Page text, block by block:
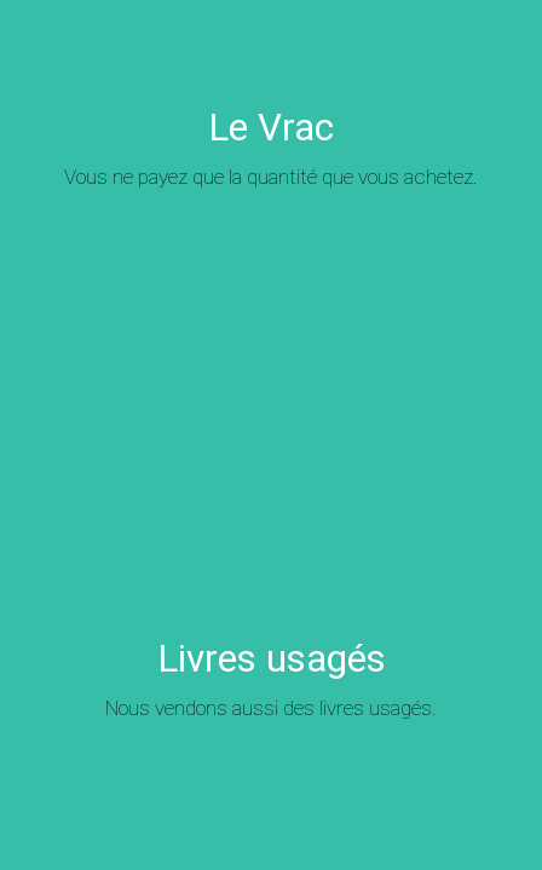
Le Vrac
Vous ne payez que la quantité que vous achetez.
Livres usagés
Nous vendons aussi des livres usagés.